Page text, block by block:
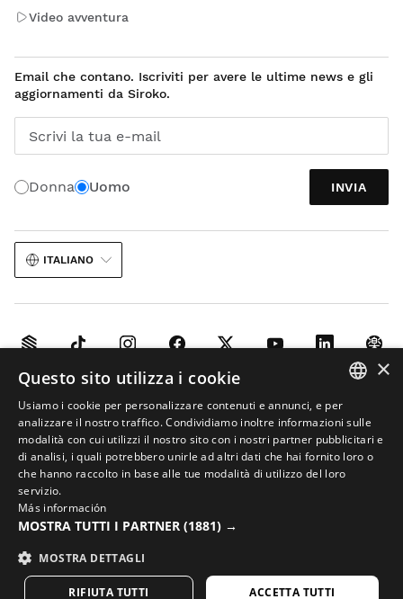
Video avventura
Email che contano. Iscriviti per avere le ultime news e gli
aggiornamenti da Siroko.
Scrivi la tua e-mail
Donna Uomo INVIA
ITALIANO
Avviso legale Informazioni sui cookies
Intelligenza artificiale nelle immagini
Mappa del sito
© 2026 Siroko
SPANISH
ENGLISH
GREEK
×
Questo sito utilizza i cookie
Usiamo i cookie per personalizzare contenuti e annunci, e per
analizzare il nostro traffico. Condividiamo inoltre informazioni sulle
modalità con cui utilizzi il nostro sito con i nostri partner pubblicitari e
di analisi, i quali potrebbero unirle ad altri dati che hai fornito loro o
che hanno raccolto in base alle tue modalità di utilizzo del loro
servizio.
Más información
MOSTRA TUTTI I PARTNER (1881) →
MOSTRA DETTAGLI
ACCETTA TUTTI
RIFIUTA TUTTI